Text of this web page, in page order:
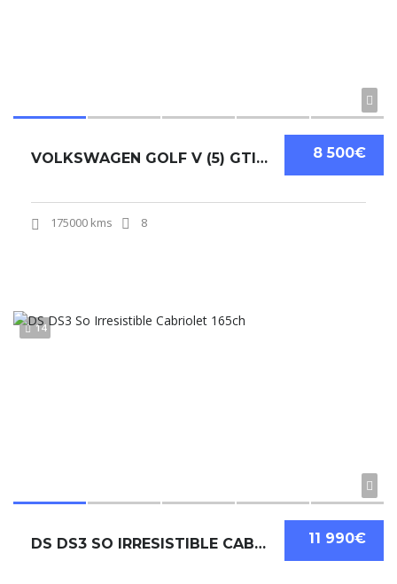
8 500€
VOLKSWAGEN GOLF V (5) GTI 2.0 200CV
175000 kms 8
14
11 990€
DS DS3 SO IRRESISTIBLE CABRIOLET 165CH